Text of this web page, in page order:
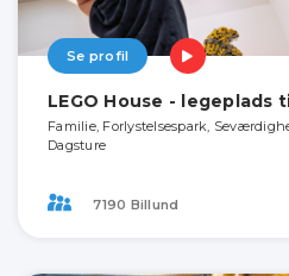
Se profil
LEGO House - legeplads
Familie, Forlystelsespark,
Dagsture
7190 Billund